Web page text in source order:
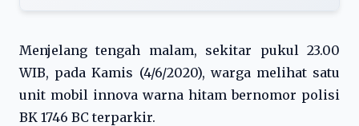
Menjelang tengah malam, sekitar pukul 23.00
WIB, pada Kamis (4/6/2020), warga melihat satu
unit mobil innova warna hitam bernomor polisi
BK 1746 BC terparkir.